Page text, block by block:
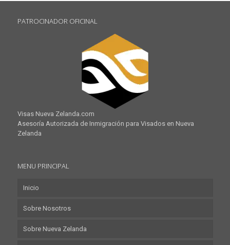
PATROCINADOR OFICINAL
Visas Nueva Zelanda.com
Asesoría Autorizada de Inmigración para Visados en Nueva
Zelanda
MENU PRINCIPAL
Inicio
Sobre Nosotros
Sobre Nueva Zelanda